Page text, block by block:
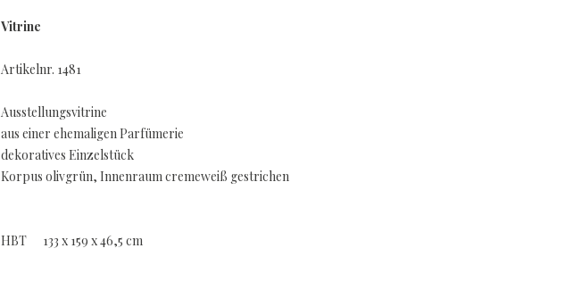
Vitrine
Artikelnr. 1481
Ausstellungsvitrine
aus einer ehemaligen Parfümerie
dekoratives Einzelstück
Korpus olivgrün, Innenraum cremeweiß gestrichen
HBT 133 x 159 x 46,5 cm